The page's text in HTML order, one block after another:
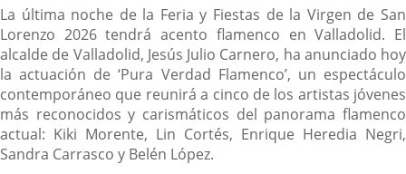
Descripción
La última noche de la Feria y Fiestas de la Virgen de San
Lorenzo 2026 tendrá acento flamenco en Valladolid. El
alcalde de Valladolid, Jesús Julio Carnero, ha anunciado hoy
la actuación de ‘Pura Verdad Flamenco’, un espectáculo
contemporáneo que reunirá a cinco de los artistas jóvenes
más reconocidos y carismáticos del panorama flamenco
actual: Kiki Morente, Lin Cortés, Enrique Heredia Negri,
Sandra Carrasco y Belén López.